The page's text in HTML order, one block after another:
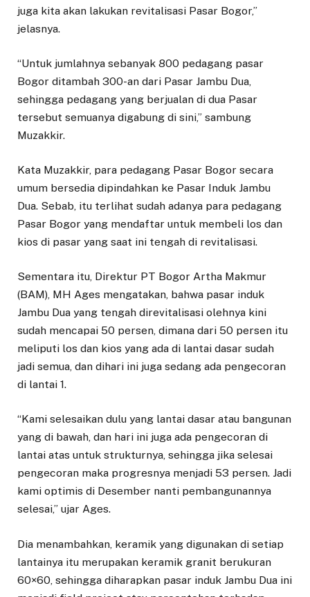
juga kita akan lakukan revitalisasi Pasar Bogor,”
jelasnya.
“Untuk jumlahnya sebanyak 800 pedagang pasar
Bogor ditambah 300-an dari Pasar Jambu Dua,
sehingga pedagang yang berjualan di dua Pasar
tersebut semuanya digabung di sini,” sambung
Muzakkir.
Kata Muzakkir, para pedagang Pasar Bogor secara
umum bersedia dipindahkan ke Pasar Induk Jambu
Dua. Sebab, itu terlihat sudah adanya para pedagang
Pasar Bogor yang mendaftar untuk membeli los dan
kios di pasar yang saat ini tengah di revitalisasi.
Sementara itu, Direktur PT Bogor Artha Makmur
(BAM), MH Ages mengatakan, bahwa pasar induk
Jambu Dua yang tengah direvitalisasi olehnya kini
sudah mencapai 50 persen, dimana dari 50 persen itu
meliputi los dan kios yang ada di lantai dasar sudah
jadi semua, dan dihari ini juga sedang ada pengecoran
di lantai 1.
“Kami selesaikan dulu yang lantai dasar atau bangunan
yang di bawah, dan hari ini juga ada pengecoran di
lantai atas untuk strukturnya, sehingga jika selesai
pengecoran maka progresnya menjadi 53 persen. Jadi
kami optimis di Desember nanti pembangunannya
selesai,” ujar Ages.
Dia menambahkan, keramik yang digunakan di setiap
lantainya itu merupakan keramik granit berukuran
60×60, sehingga diharapkan pasar induk Jambu Dua ini